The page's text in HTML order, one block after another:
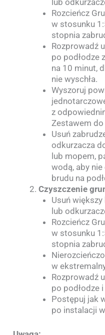
lub
Rozcieńcz
w stosunku
stopnia
Rozprowadź
po podłodze
na 10 minut,
nie wyschła.
Wyszoruj
z
Zestawem do
Usuń
odkurzacza
lub mopem,
wodą, aby
brudu na
Czyszczenie
Usuń
lub
Rozcieńcz
w stosunku
stopnia
w
Rozprowadź
po podłodze
Postępuj jak
po instalacji